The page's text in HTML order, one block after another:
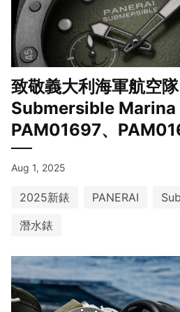
致敬義大利海軍航空
Submersible
PAM01697、
Aug 1, 2025
2025新錶 PANERAI
潛水錶